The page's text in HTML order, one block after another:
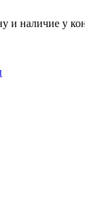
и наличие у